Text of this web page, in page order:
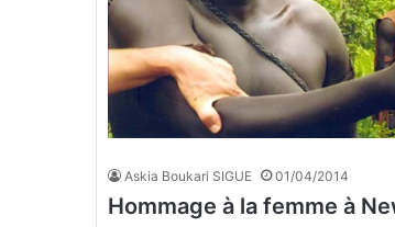
Askia Boukari SIGUE 01/04/2014
Hommage à la femme à